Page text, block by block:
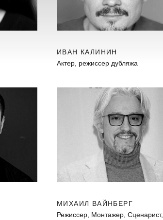
ИВАН КАЛИНИН
Актер, режиссер дубляжа
МИХАИЛ ВАЙНБЕРГ
Режиссер, Монтажер, Сценарист,